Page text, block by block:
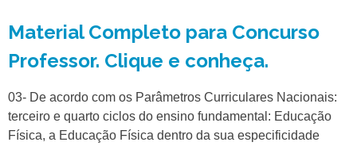
Material Completo para Concurso
Professor. Clique e conheça.
03- De acordo com os Parâmetros Curriculares Nacionais:
terceiro e quarto ciclos do ensino fundamental: Educação
Física, a Educação Física dentro da sua especificidade